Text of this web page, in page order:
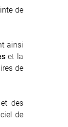
de
ainsi
et la
de
des
de